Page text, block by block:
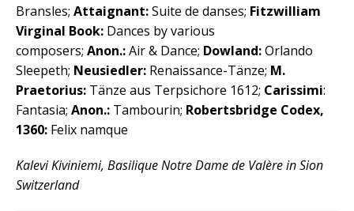
Bransles; Attaignant:Suite de danses; Fitzwilliam
Virginal Book: Dances by various
composers; Anon.:Air & Dance; Dowland:Orlando
Sleepeth; Neusiedler: Renaissance-Tänze; M.
Praetorius: Tänze aus Terpsichore 1612; Carissimi:
Fantasia; Anon.: Tambourin; Robertsbridge Codex,
1360: Felix namque
Kalevi Kiviniemi, Basilique Notre Dame de Valère in Sion
Switzerland